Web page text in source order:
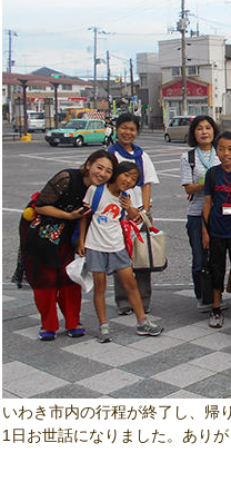
いわき市内の行程が終了し、帰
1日お世話になりました。ありが